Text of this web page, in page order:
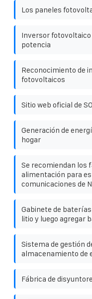
Los paneles
Inversor
potencia
Reconocimiento de
fotovoltaicos
Sitio web oficial de
Generación de
hogar
Se recomiendan los
alimentación para
comunicaciones de
Gabinete de
litio y luego agregar
Sistema de gestión
almacenamiento de
Fábrica de